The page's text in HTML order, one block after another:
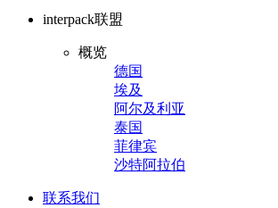
interpack联盟
概览
德国
埃及
阿尔及利亚
泰国
菲律宾
沙特阿拉伯
联系我们